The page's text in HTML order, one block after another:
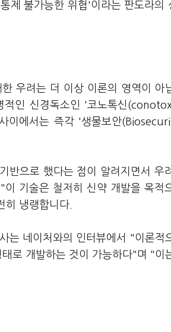
제 불가능한 위협'이라는 판도라의
우려는 더 이상 이론의 영역이 아
적인 신경독소인 '코노톡신
이에서는 즉각 '생물보안
반으로 했다는 점이 알려지면서 우
기술은 철저히 신약 개발을 목적
히 냉랭합니다.
는 네이처와의 인터뷰에서 "이론적
로 개발하는 것이 가능하다"며 "이